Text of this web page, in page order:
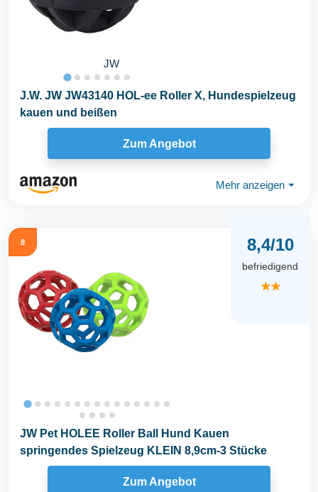
JW
J.W. JW JW43140 HOL-ee Roller X, Hundespielzeug
kauen und beißen
Zum Angebot
Mehr anzeigen ⏷
8 8,4/10
befriedigend
★★
JW Pet HOLEE Roller Ball Hund Kauen
springendes Spielzeug KLEIN 8,9cm-3 Stücke
Zum Angebot